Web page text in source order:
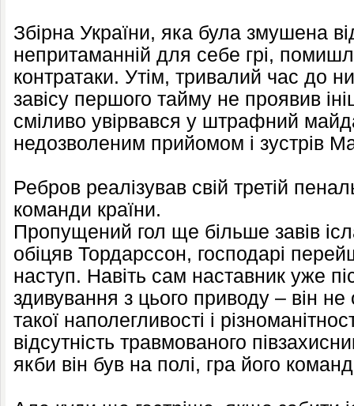
Збірна України, яка була змушена
непритаманній для себе грі,
контратаки. Утім, тривалий час до
завісу першого тайму не проявив
сміливо увірвався у штрафний
недозволеним прийомом і зустрів
Ребров реалізував свій третій
команди країни.
Пропущений гол ще більше завів
обіцяв Тордарссон, господарі
наступ. Навіть сам наставник уже
здивування з цього приводу – він не
такої наполегливості і
відсутність травмованого
якби він був на полі, гра його